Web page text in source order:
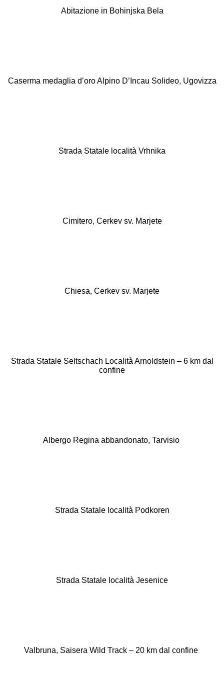
Abitazione in Bohinjska Bela
Caserma medaglia d’oro Alpino D’Incau Solideo, Ugovizza
Strada Statale località Vrhnika
Cimitero, Cerkev sv. Marjete
Chiesa, Cerkev sv. Marjete
Strada Statale Seltschach Località Arnoldstein – 6 km dal
confine
Albergo Regina abbandonato, Tarvisio
Strada Statale località Podkoren
Strada Statale località Jesenice
Valbruna, Saisera Wild Track – 20 km dal confine